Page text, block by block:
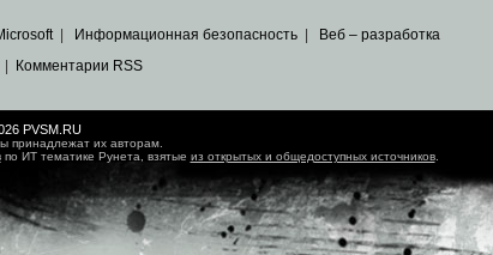
| Информационная безопасность
Веб – разработка
Комментарии RSS
PVSM.RU
принадлежат их авторам.
по ИТ тематике Рунета, взятые из открытых и общедоступных источников.